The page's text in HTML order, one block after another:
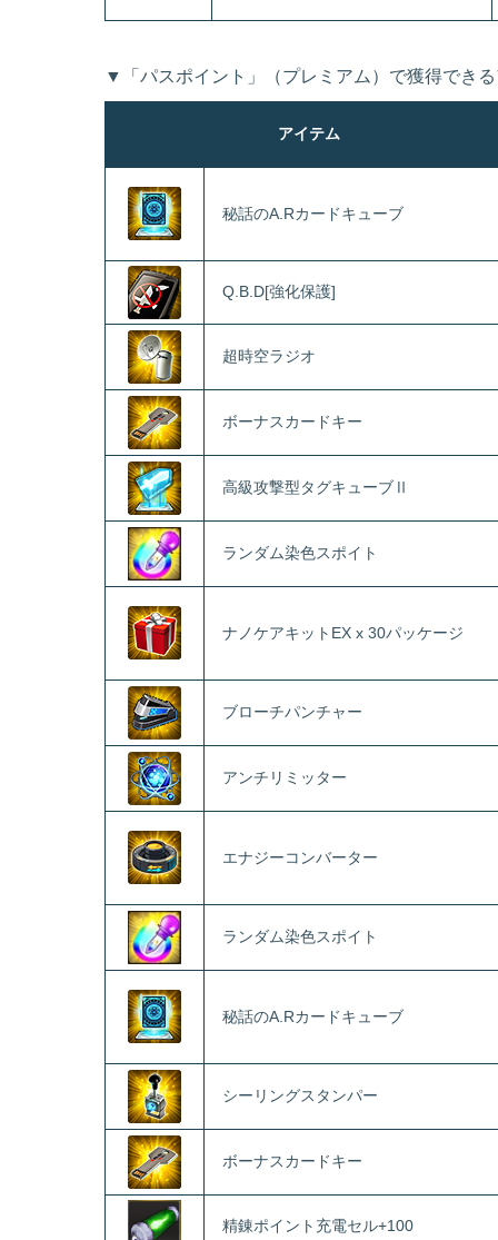
▼「パスポイント」（プレミアム）で獲得でき
アイテム
秘話のA.Rカードキューブ
Q.B.D[強化保護]
超時空ラジオ
ボーナスカードキー
高級攻撃型タグキューブⅡ
ランダム染色スポイト
ナノケアキットEX x 30パッケージ
ブローチパンチャー
アンチリミッター
エナジーコンバーター
ランダム染色スポイト
秘話のA.Rカードキューブ
シーリングスタンパー
ボーナスカードキー
精錬ポイント充電セル+100